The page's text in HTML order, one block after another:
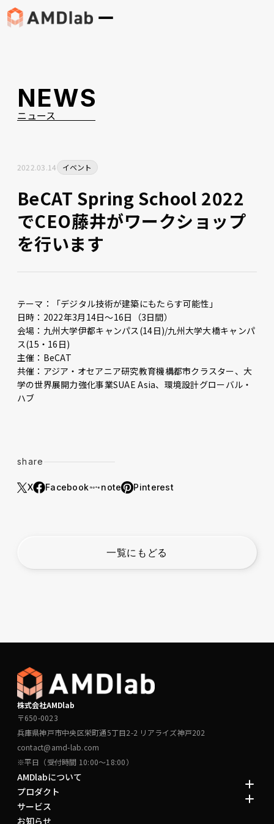
NEWS
ニュース
share
X Facebook note Pinterest
2022.03.14 イベント
BeCAT Spring School 2022
でCEO藤井がワークショップ
を行います
テーマ：「デジタル技術が建築にもたらす可能性」
日時：2022年3月14日～16日（3日間）
会場：九州大学伊都キャンパス(14日)/九州大学大橋キャンパ
ス(15・16日)
主催：BeCAT
共催：アジア・オセアニア研究教育機構都市クラスター、大
学の世界展開力強化事業SUAE Asia、環境設計グローバル・
ハブ
一覧にもどる
株式会社AMDlab
〒650-0023
兵庫県神戸市中央区栄町通5丁目2-2 リアライズ神戸202
contact@amd-lab.com
※平日（受付時間 10:00～18:00）
AMDlabについて
プロダクト
サービス
お知らせ